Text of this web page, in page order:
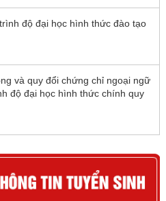
độ đại học hình thức đào tạo
và quy đổi chứng chỉ ngoại ngữ
độ đại học hình thức chính quy